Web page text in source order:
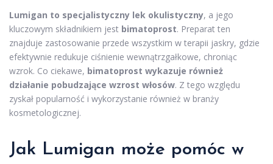
Lumigan to specjalistyczny lek okulistyczny, a jego
kluczowym składnikiem jest bimatoprost. Preparat ten
znajduje zastosowanie przede wszystkim w terapii jaskry, gdzie
efektywnie redukuje ciśnienie wewnątrzgałkowe, chroniąc
wzrok. Co ciekawe, bimatoprost wykazuje również
działanie pobudzające wzrost włosów. Z tego względu
zyskał popularność i wykorzystanie również w branży
kosmetologicznej.
Jak Lumigan może pomóc w